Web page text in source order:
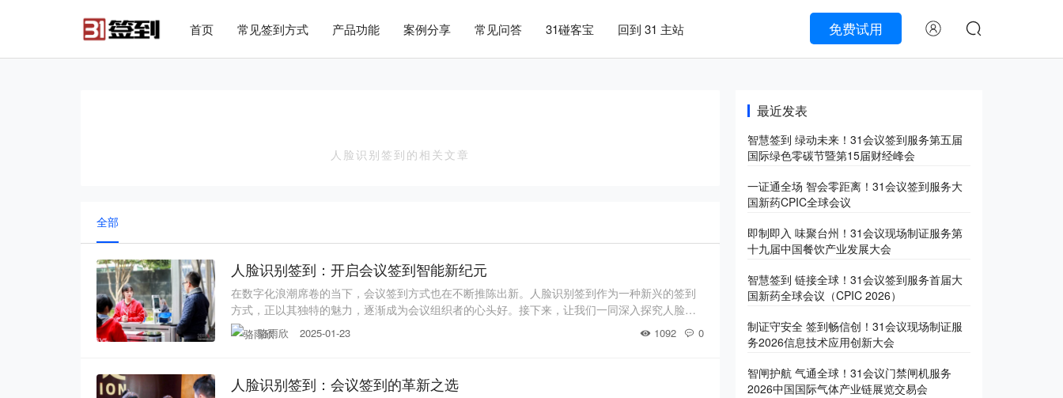
免费试用
首页 常见签到方式 产品功能 案例分享 常见问答 31碰客宝 回到 31 主站
人脸识别签到的相关文章
全部
人脸识别签到：开启会议签到智能新纪元
在数字化浪潮席卷的当下，会议签到方式也在不断推陈出新。人脸识别签到作为一种新兴的签到
方式，正以其独特的魅力，逐渐成为会议组织者的心头好。接下来，让我们一同深入探究人脸识
别签到的奥秘。 一、概述：人脸识别签到的技术蓝图人脸识别签到，是基于生物识别技术的前沿
应用，它利用计算机视觉与模式识别算法，对参会者的面部特征进行精准识别与匹配，从而实现
骆雨欣 2025-01-23 1092 0
人脸识别签到：会议签到的革新之选
最近发表
智慧签到 绿动未来！31会议签到服务第五届
国际绿色零碳节暨第15届财经峰会
一证通全场 智会零距离！31会议签到服务大
国新药CPIC全球会议
即制即入 味聚台州！31会议现场制证服务第
十九届中国餐饮产业发展大会
智慧签到 链接全球！31会议签到服务首届大
国新药全球会议（CPIC 2026）
制证守安全 签到畅信创！31会议现场制证服
务2026信息技术应用创新大会
智闸护航 气通全球！31会议门禁闸机服务
2026中国国际气体产业链展览交易会